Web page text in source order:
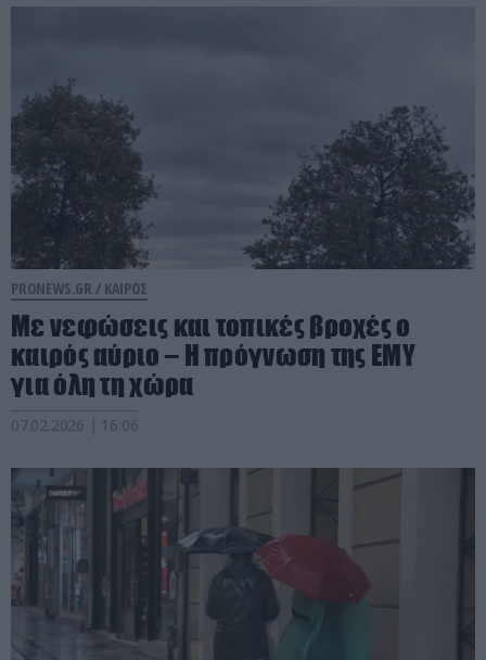
PRONEWS.GR / ΚΑΙΡΟΣ
Με νεφώσεις και τοπικές βροχές ο
καιρός αύριο – Η πρόγνωση της ΕΜΥ
για όλη τη χώρα
07.02.2026 | 16:06